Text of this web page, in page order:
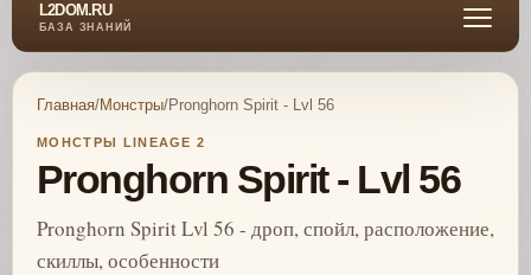
L2DOM.RU
БАЗА ЗНАНИЙ
Главная/Монстры/Pronghorn Spirit - Lvl 56
МОНСТРЫ LINEAGE 2
Pronghorn Spirit - Lvl 56
Pronghorn Spirit Lvl 56 - дроп, спойл, расположение,
скиллы, особенности